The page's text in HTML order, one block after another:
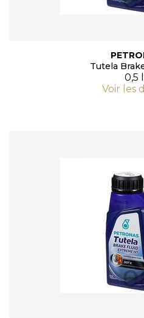
Tutela
0,5
Voir les